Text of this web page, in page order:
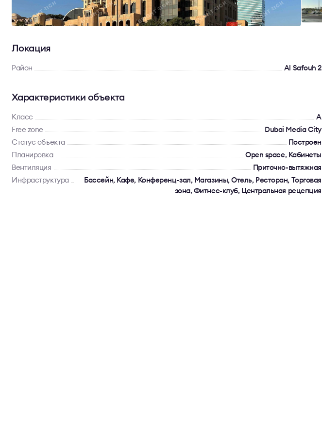
Локация
Район Al Safouh 2
Характеристики объекта
Класс A
Free zone
Dubai Media City
Статус объекта
Построен
Планировка
Open space, Кабинеты
Вентиляция
Приточно-вытяжная
Инфраструктура
Бассейн, Кафе, Конференц-зал, Магазины, Отель, Ресторан, Торговая
зона, Фитнес-клуб, Центральная рецепция